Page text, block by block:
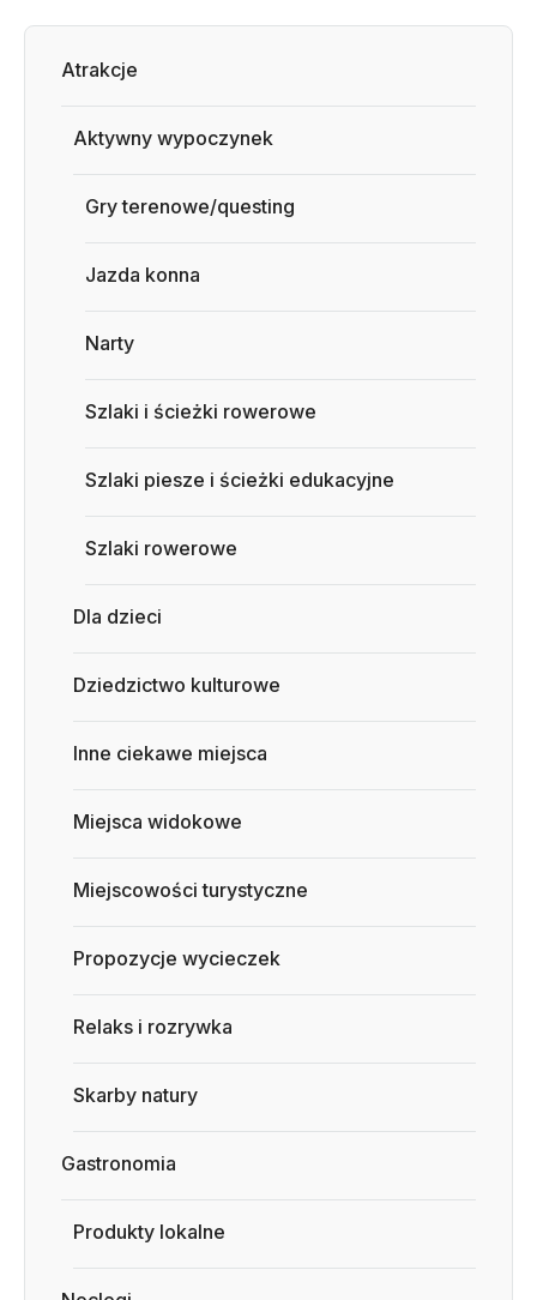
Atrakcje
Aktywny wypoczynek
Gry terenowe/questing
Jazda konna
Narty
Szlaki i ścieżki rowerowe
Szlaki piesze i ścieżki edukacyjne
Szlaki rowerowe
Dla dzieci
Dziedzictwo kulturowe
Inne ciekawe miejsca
Miejsca widokowe
Miejscowości turystyczne
Propozycje wycieczek
Relaks i rozrywka
Skarby natury
Gastronomia
Produkty lokalne